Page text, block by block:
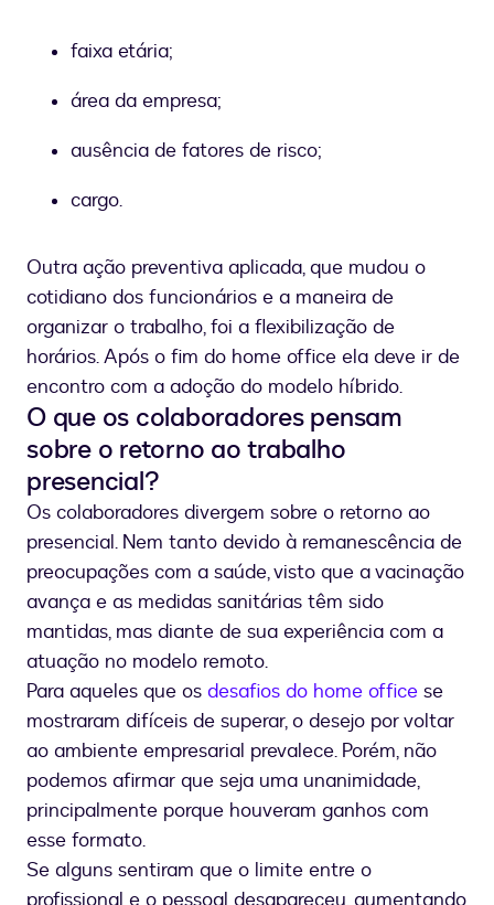
faixa etária;
área da empresa;
ausência de fatores de risco;
cargo.
Outra ação preventiva aplicada, que mudou o
cotidiano dos funcionários e a maneira de
organizar o trabalho, foi a flexibilização de
horários. Após o fim do home office ela deve ir de
encontro com a adoção do modelo híbrido.
O que os colaboradores pensam
sobre o retorno ao trabalho
presencial?
Os colaboradores divergem sobre o retorno ao
presencial. Nem tanto devido à remanescência de
preocupações com a saúde, visto que a vacinação
avança e as medidas sanitárias têm sido
mantidas, mas diante de sua experiência com a
atuação no modelo remoto.
Para aqueles que os desafios do home office se
mostraram difíceis de superar, o desejo por voltar
ao ambiente empresarial prevalece. Porém, não
podemos afirmar que seja uma unanimidade,
principalmente porque houveram ganhos com
esse formato.
Se alguns sentiram que o limite entre o